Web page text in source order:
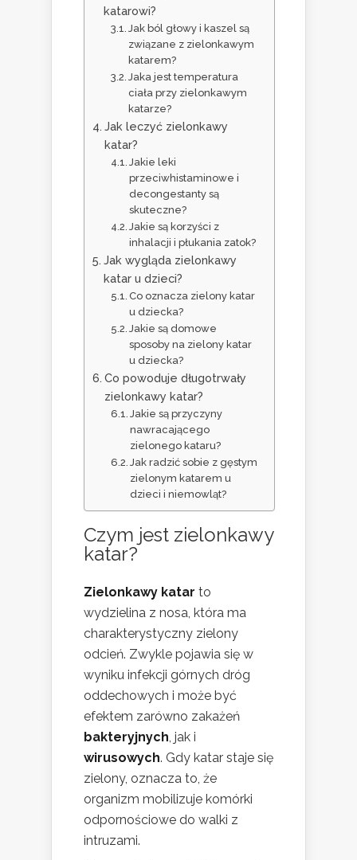
katarowi?
Jak ból głowy i kaszel są
związane z zielonkawym
katarem?
Jaka jest temperatura
ciała przy zielonkawym
katarze?
Jak leczyć zielonkawy
katar?
Jakie leki
przeciwhistaminowe i
decongestanty są
skuteczne?
Jakie są korzyści z
inhalacji i płukania zatok?
Jak wygląda zielonkawy
katar u dzieci?
Co oznacza zielony katar
u dziecka?
Jakie są domowe
sposoby na zielony katar
u dziecka?
Co powoduje długotrwały
zielonkawy katar?
Jakie są przyczyny
nawracającego
zielonego kataru?
Jak radzić sobie z gęstym
zielonym katarem u
dzieci i niemowląt?
Czym jest zielonkawy
katar?
Zielonkawy katar to
wydzielina z nosa, która ma
charakterystyczny zielony
odcień. Zwykle pojawia się w
wyniku infekcji górnych dróg
oddechowych i może być
efektem zarówno zakażeń
bakteryjnych , jak i
wirusowych. Gdy katar staje się
zielony, oznacza to, że
organizm mobilizuje komórki
odpornościowe do walki z
intruzami.